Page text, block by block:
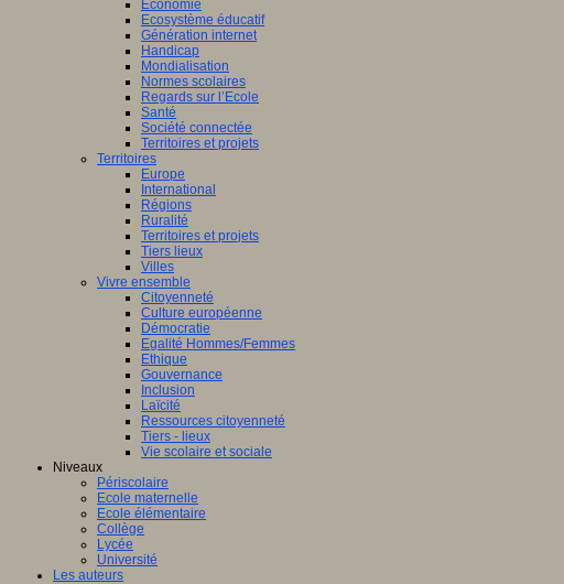
Economie
Ecosystème éducatif
Génération internet
Handicap
Mondialisation
Normes scolaires
Regards sur l’Ecole
Santé
Société connectée
Territoires et projets
Territoires
Europe
International
Régions
Ruralité
Territoires et projets
Tiers lieux
Villes
Vivre ensemble
Citoyenneté
Culture européenne
Démocratie
Egalité Hommes/Femmes
Ethique
Gouvernance
Inclusion
Laïcité
Ressources citoyenneté
Tiers - lieux
Vie scolaire et sociale
Niveaux
Périscolaire
Ecole maternelle
Ecole élémentaire
Collège
Lycée
Université
Les auteurs